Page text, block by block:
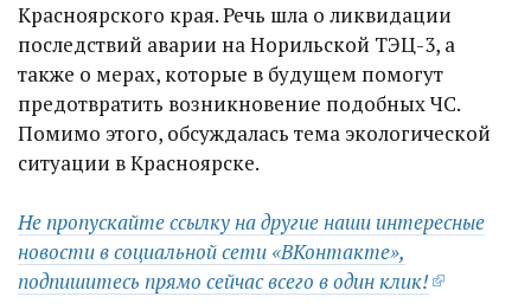
Красноярского края. Речь шла о ликвидации
последствий аварии на Норильской ТЭЦ-3, а
также о мерах, которые в будущем помогут
предотвратить возникновение подобных ЧС.
Помимо этого, обсуждалась тема экологической
ситуации в Красноярске.
Не пропускайте ссылку на другие наши интересные
новости в социальной сети «ВКонтакте»,
подпишитесь прямо сейчас всего в один клик!